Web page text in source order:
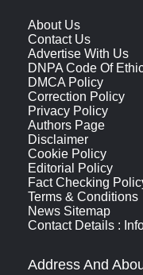
About Us
Contact Us
Advertise With Us
DNPA Code Of
DMCA Policy
Correction Policy
Privacy Policy
Authors Page
Disclaimer
Cookie Policy
Editorial Policy
Fact Checking
Terms & Conditions
News Sitemap
Contact Details :
Address And